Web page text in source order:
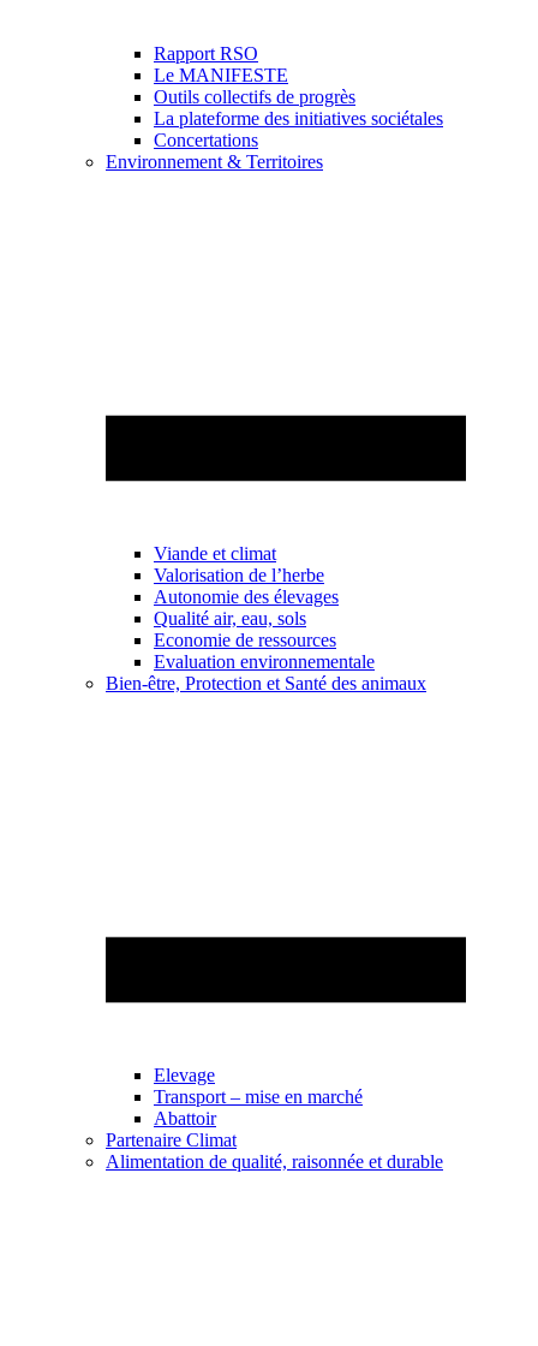
Rapport RSO
Le MANIFESTE
Outils collectifs de progrès
La plateforme des initiatives sociétales
Concertations
Environnement & Territoires
Viande et climat
Valorisation de l’herbe
Autonomie des élevages
Qualité air, eau, sols
Economie de ressources
Evaluation environnementale
Bien-être, Protection et Santé des animaux
Elevage
Transport – mise en marché
Abattoir
Partenaire Climat
Alimentation de qualité, raisonnée et durable